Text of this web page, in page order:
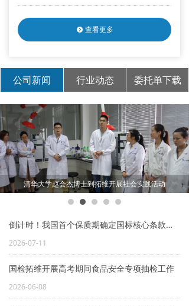
뀹 查看更多
公司新闻 行业动态 委托单下载
倒计时！我国首个保质期确定国标核心条款解读
2026-07-11
国检拓维开展高考期间食品安全专项抽检工作
2026-06-08
清华大学赵会杰博士到拓维开展社会实践活动